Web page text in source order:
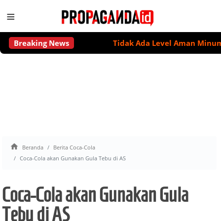
≡
Breaking News Tidak Ada Level Aman Minum
 Beranda
Berita Coca-Cola
Coca-Cola akan Gunakan Gula Tebu di AS
Coca-Cola akan Gunakan Gula
Tebu di AS